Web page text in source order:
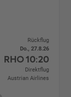
Rückflug
Do., 27.8.26
RHO10:20
Direktflug
Austrian Airlines